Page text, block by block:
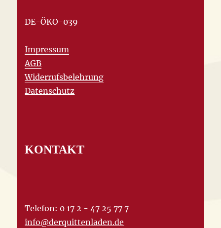
DE-ÖKO-039
Impressum
AGB
Widerrufsbelehrung
Datenschutz
KONTAKT
Telefon: 0 17 2 - 47 25 77 7
info@derquittenladen.de